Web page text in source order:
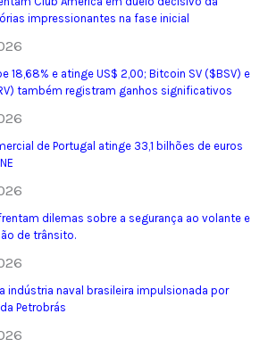
impressionantes na fase inicial
18,68% e atinge US$ 2,00; Bitcoin SV ($BSV) e
também registram ganhos significativos
de Portugal atinge 33,1 bilhões de euros
dilemas sobre a segurança ao volante e
de trânsito.
indústria naval brasileira impulsionada por
Petrobrás